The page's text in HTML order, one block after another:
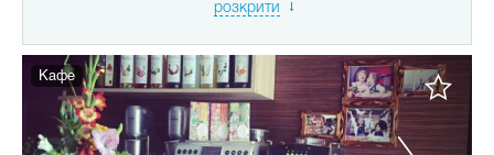
розкрити
Кафе